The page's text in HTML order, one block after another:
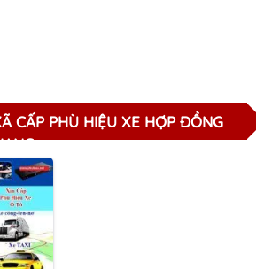
CẤP PHÙ HIỆU XE HỢP ĐỒNG